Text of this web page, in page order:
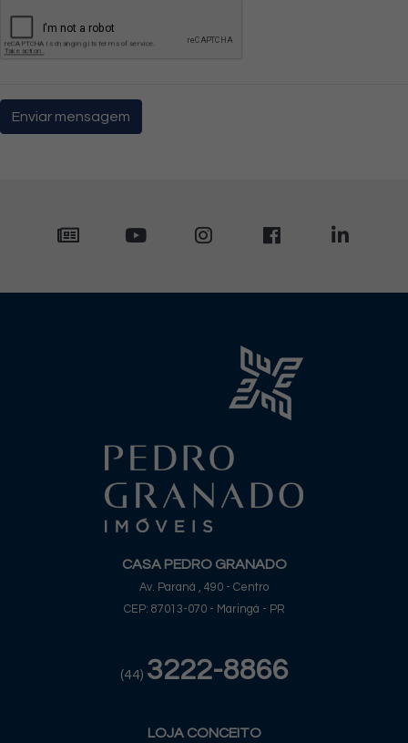
Enviar mensagem
CASA PEDRO GRANADO
Av. Paraná , 490 - Centro
CEP: 87013-070 - Maringá - PR
(44) 3222-8866
LOJA CONCEITO